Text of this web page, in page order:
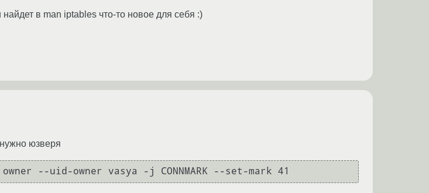
в man iptables что-то новое для себя :)
юзверя
--uid-owner vasya -j CONNMARK --set-mark 41